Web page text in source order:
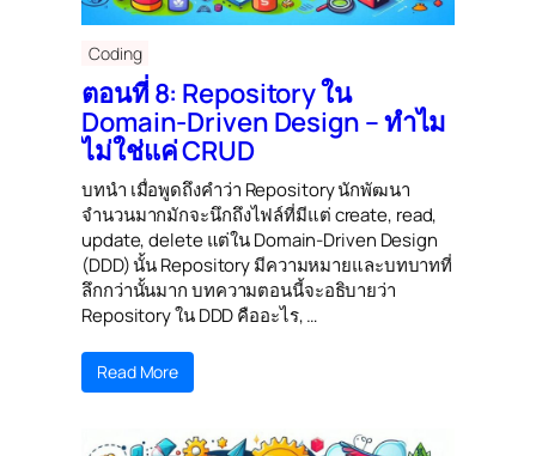
Coding
ตอนที่ 8: Repository ใน
Domain-Driven Design – ทำไม
ไม่ใช่แค่ CRUD
บทนำ เมื่อพูดถึงคำว่า Repository นักพัฒนา
จำนวนมากมักจะนึกถึงไฟล์ที่มีแต่ create, read,
update, delete แต่ใน Domain-Driven Design
(DDD) นั้น Repository มีความหมายและบทบาทที่
ลึกกว่านั้นมาก บทความตอนนี้จะอธิบายว่า
Repository ใน DDD คืออะไร, …
Read More